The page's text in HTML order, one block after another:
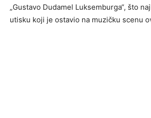
„Gustavo Dudamel Luksemburga“, što
utisku koji je ostavio na muzičku scenu